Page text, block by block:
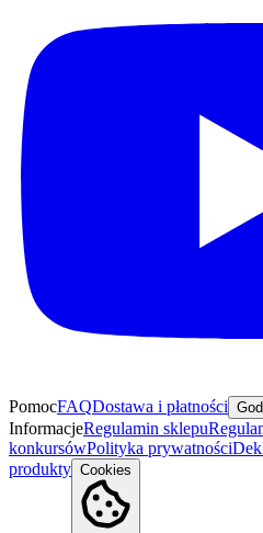
PomocFAQDostawa i płatności
InformacjeRegulamin sklepu
konkursówPolityka prywatności
produkty Cookies